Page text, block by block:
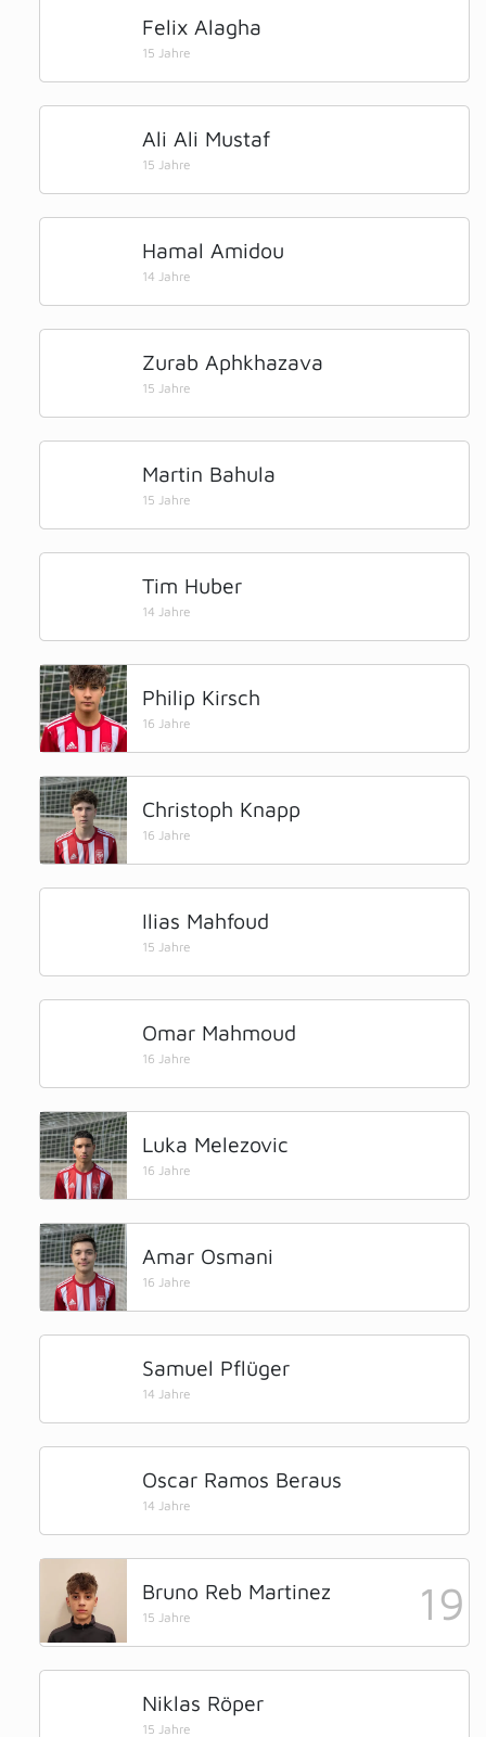
Felix Alagha
15 Jahre
Ali Ali Mustaf
15 Jahre
Hamal Amidou
14 Jahre
Zurab Aphkhazava
15 Jahre
Martin Bahula
15 Jahre
Tim Huber
14 Jahre
Philip Kirsch
16 Jahre
Christoph Knapp
16 Jahre
Ilias Mahfoud
15 Jahre
Omar Mahmoud
16 Jahre
Luka Melezovic
16 Jahre
Amar Osmani
16 Jahre
Samuel Pflüger
14 Jahre
Oscar Ramos Beraus
14 Jahre
Bruno Reb Martinez
15 Jahre 19
Niklas Röper
15 Jahre